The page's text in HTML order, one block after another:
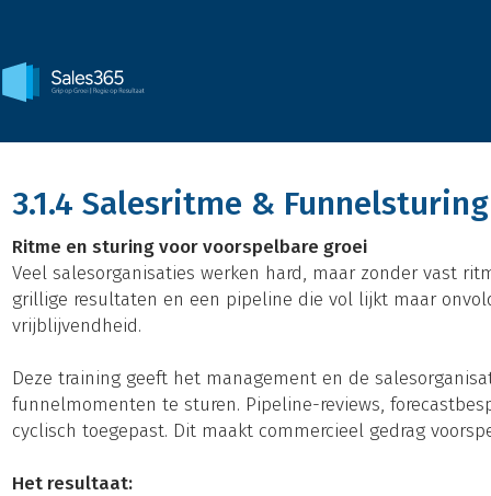
3.1.4 Salesritme & Funnelsturing
Ritme en sturing voor voorspelbare groei
Veel salesorganisaties werken hard, maar zonder vast
grillige resultaten en een pipeline die vol lijkt maar
vrijblijvendheid.
Deze training geeft het management en de
funnelmomenten te sturen. Pipeline-reviews,
cyclisch toegepast. Dit maakt commercieel gedrag
Het resultaat: